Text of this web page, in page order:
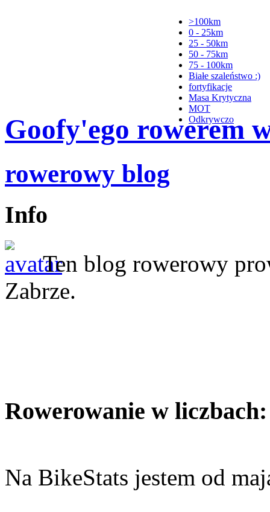
>100km
0 - 25km
25 - 50km
50 - 75km
75 - 100km
Białe szaleństwo :)
fortyfikacje
Masa Krytyczna
MOT
Odkrywczo
Goofy'ego rowerem
rowerowy blog
Info
Ten blog rowerowy
Zabrze.
Rowerowanie w liczbach:
Na BikeStats jestem od